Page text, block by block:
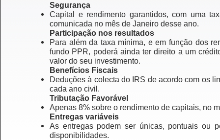
Segurança
Capital e rendimento garantidos, com uma
comunicada no mês de Janeiro desse ano.
Participação nos resultados
Para além da taxa mínima, e em função dos
fundo PPR, poderá ainda ter direito a um
valor do seu investimento.
Benefícios Fiscais
Deduções à colecta do IRS de acordo com os
cada ano civil.
Tributação Favorável
Apenas 8% sobre o rendimento de capitais, no
Entregas variáveis
As entregas podem ser únicas, pontuais ou
disponibilidades.